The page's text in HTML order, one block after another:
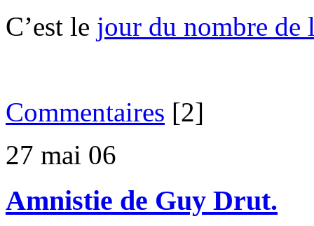
C’est le jour du nombre de
Commentaires [2]
27 mai 06
Amnistie de Guy Drut.